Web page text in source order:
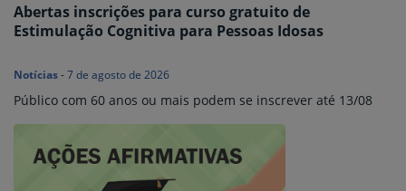
Abertas inscrições para curso gratuito de
Estimulação Cognitiva para Pessoas Idosas
Notícias-7 de agosto de 2026
Público com 60 anos ou mais podem se inscrever até 13/08